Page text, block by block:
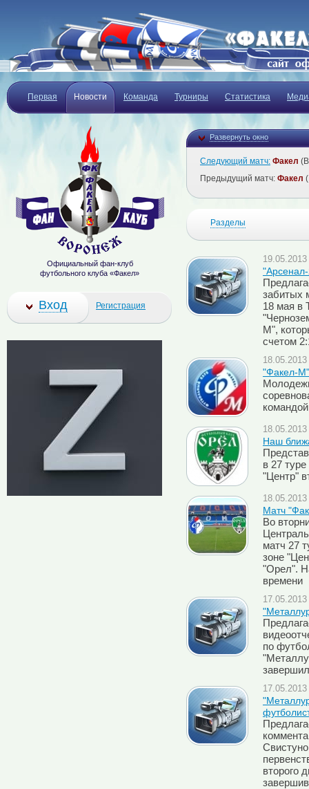
Первая Новости Команда Турниры Статистика
Развернуть окно
Следующий матч: Факел
Предыдущий матч: Факел
Разделы
забитых
18 мая в
М",
счетом
"Факел-М"
Наш
в 27
"Центр"
Матч
Во
матч 27
зоне
"Орел".
времени
по
второго
Официальный фан-клуб
футбольного клуба «Факел»
Вход Регистрация